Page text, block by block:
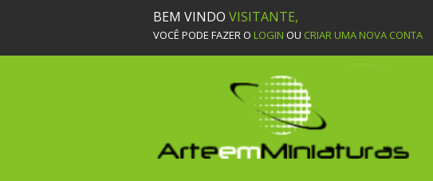
BEM VINDO VISITANTE,
VOCÊ PODE FAZER O LOGIN OU CRIAR UMA NOVA CONTA